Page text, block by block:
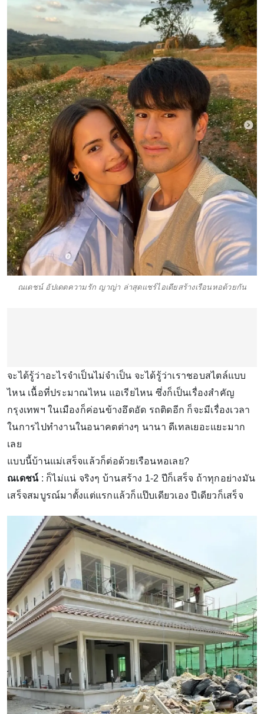
ณเดชน์ อัปเดตความรัก ญาญ่า ล่าสุดแชร์ไอเดียสร้างเรือนหอด้วยกัน
จะได้รู้ว่าอะไรจำเป็นไม่จำเป็น จะได้รู้ว่าเราชอบสไตล์แบบ
ไหน เนื้อที่ประมาณไหน แอเรียไหน ซึ่งก็เป็นเรื่องสำคัญ
กรุงเทพฯ ในเมืองก็ค่อนข้างอึดอัด รถติดอีก ก็จะมีเรื่องเวลา
ในการไปทำงานในอนาคตต่างๆ นานา ดีเทลเยอะแยะมาก
เลย
แบบนี้บ้านแม่เสร็จแล้วก็ต่อด้วยเรือนหอเลย?
ณเดชน์: ก็ไม่แน่ จริงๆ บ้านสร้าง 1-2 ปีก็เสร็จ ถ้าทุกอย่างมัน
เสร็จสมบูรณ์มาตั้งแต่แรกแล้วก็แป๊บเดียวเอง ปีเดียวก็เสร็จ